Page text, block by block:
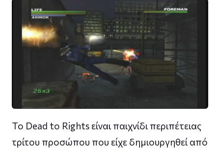
Το Dead to Rights είναι παιχνίδι περιπέτειας
τρίτου προσώπου που είχε δημιουργηθεί από